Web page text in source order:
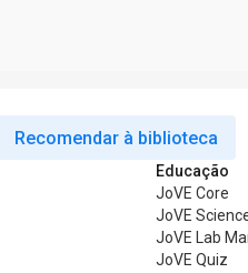
Recomendar à biblioteca
Educação
JoVE Core
JoVE
JoVE Lab
JoVE Quiz